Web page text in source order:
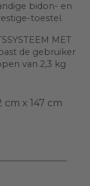
bidon- en
toestel.
MET
de gebruiker
van 2,3 kg
cm x 147 cm